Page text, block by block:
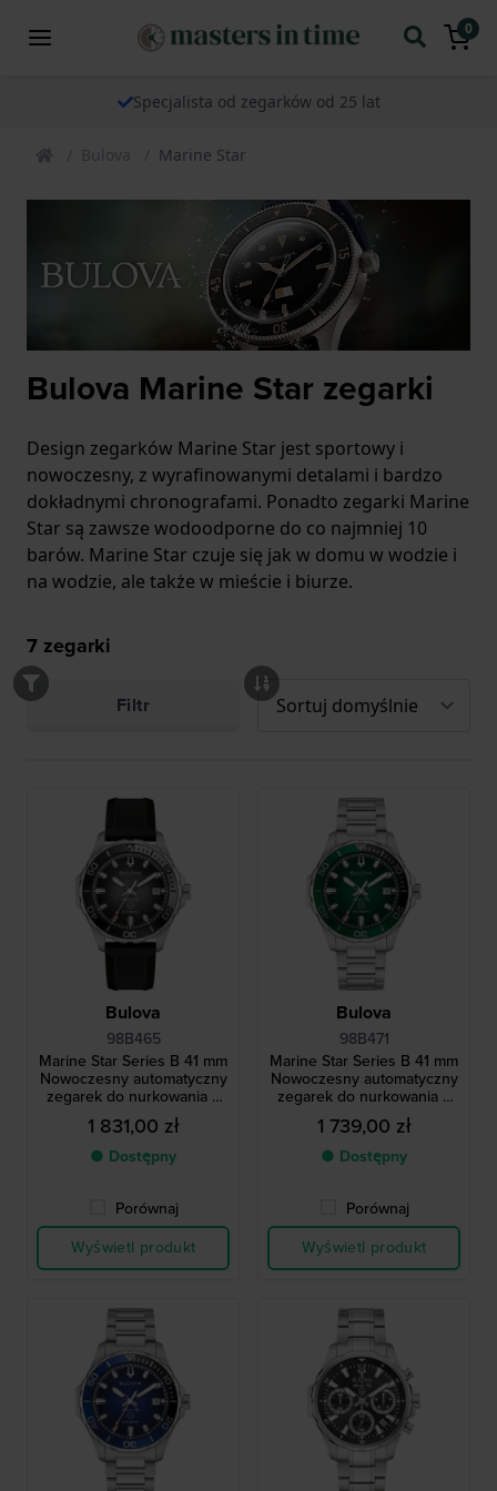
0
Specjalista od zegarków od 25 lat
Bulova Marine Star
Bulova Marine Star zegarki
Design zegarków Marine Star jest sportowy i
nowoczesny, z wyrafinowanymi detalami i bardzo
dokładnymi chronografami. Ponadto zegarki Marine
Star są zawsze wodoodporne do co najmniej 10
barów. Marine Star czuje się jak w domu w wodzie i
na wodzie, ale także w mieście i biurze.
7 zegarki
Filtr
Bulova
98B465
Marine Star Series B 41 mm
Nowoczesny automatyczny
zegarek do nurkowania z
datownikiem
1 831,00 zł
● Dostępny
Porównaj
Wyświetl produkt
Bulova
98B471
Marine Star Series B 41 mm
Nowoczesny automatyczny
zegarek do nurkowania z
datownikiem
1 739,00 zł
● Dostępny
Porównaj
Wyświetl produkt